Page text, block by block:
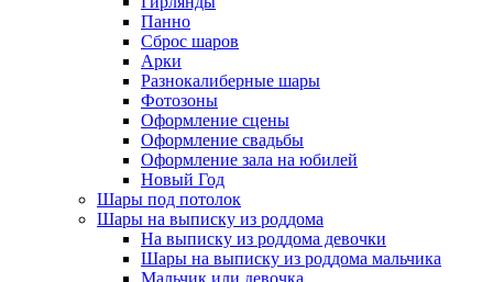
Панно
Сброс шаров
Арки
Разнокалиберные шары
Фотозоны
Оформление сцены
Оформление свадьбы
Оформление зала на юбилей
Новый Год
Шары под потолок
Шары на выписку из роддома
На выписку из роддома девочки
Шары на выписку из роддома мальчика
Мальчик или девочка